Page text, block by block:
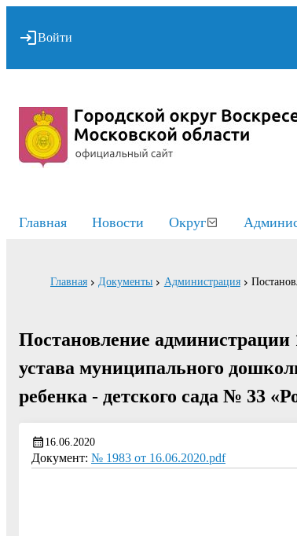
Войти
Главная Новости Округ
Главная Документы Администрация
Постановление администрации
устава муниципального
ребенка - детского сада № 33
16.06.2020
Документ: № 1983 от 16.06.2020.pdf